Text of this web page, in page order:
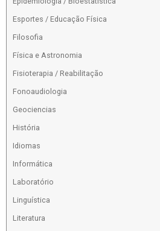
Esportes / Educação Física
Filosofia
Física e Astronomia
Fisioterapia / Reabilitação
Fonoaudiologia
Geociencias
História
Idiomas
Informática
Laboratório
Linguística
Literatura